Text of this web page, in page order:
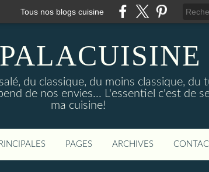
Tous nos blogs cuisine
du classique, du moins classique, du
de nos envies... L'essentiel c'est de
ma cuisine!
PAGES ARCHIVES